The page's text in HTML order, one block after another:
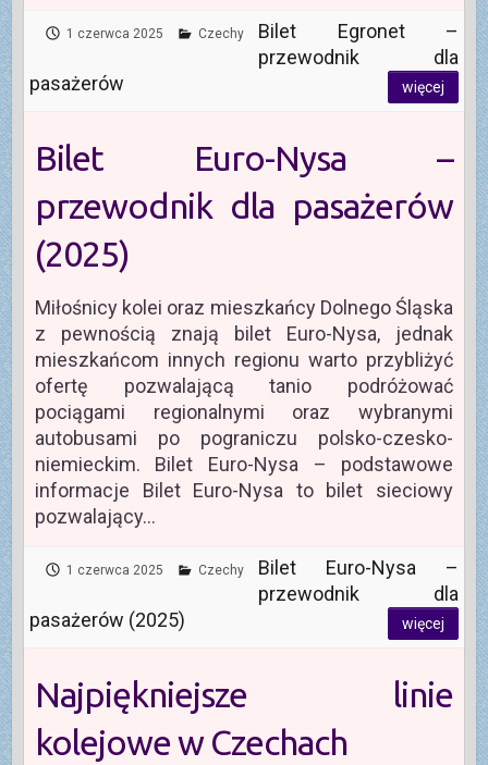
1 czerwca 2025 Czechy
Bilet Egronet –
przewodnik dla
pasażerów
więcej
Bilet Euro-Nysa –
przewodnik dla pasażerów
(2025)
Miłośnicy kolei oraz mieszkańcy Dolnego Śląska
z pewnością znają bilet Euro-Nysa, jednak
mieszkańcom innych regionu warto przybliżyć
ofertę pozwalającą tanio podróżować
pociągami regionalnymi oraz wybranymi
autobusami po pograniczu polsko-czesko-
niemieckim. Bilet Euro-Nysa – podstawowe
informacje Bilet Euro-Nysa to bilet sieciowy
pozwalający…
1 czerwca 2025 Czechy
Bilet Euro-Nysa –
przewodnik dla
pasażerów (2025)
więcej
Najpiękniejsze linie
kolejowe w Czechach